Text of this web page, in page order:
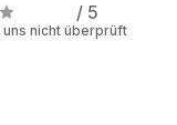
/ 5
nicht überprüft